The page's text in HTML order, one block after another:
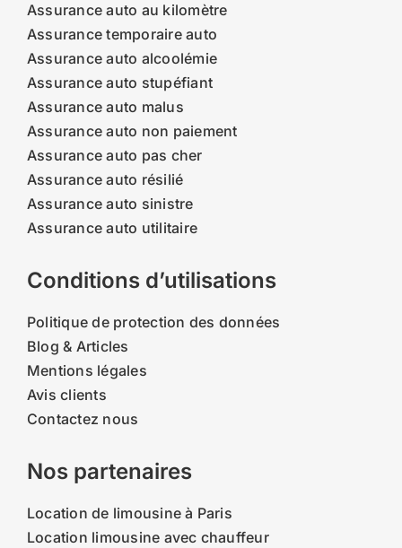
Assurance auto au kilomètre
Assurance temporaire auto
Assurance auto alcoolémie
Assurance auto stupéfiant
Assurance auto malus
Assurance auto non paiement
Assurance auto pas cher
Assurance auto résilié
Assurance auto sinistre
Assurance auto utilitaire
Conditions d’utilisations
Politique de protection des données
Blog & Articles
Mentions légales
Avis clients
Contactez nous
Nos partenaires
Location de limousine à Paris
Location limousine avec chauffeur